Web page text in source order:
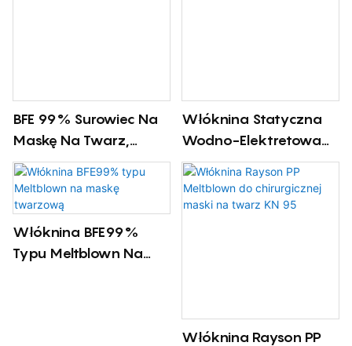
BFE 99% Surowiec Na
Maskę Na Twarz,
Włóknina Typu
Meltblown
Włóknina Statyczna
Wodno-Elektretowa
Typu Meltblown
Włóknina BFE99%
Typu Meltblown Na
Włóknina Rayson PP